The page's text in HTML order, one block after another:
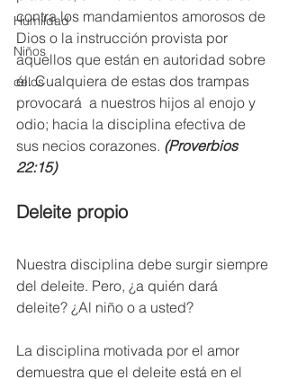
Humildad
Niños
celos
contra los mandamientos amorosos de
Dios o la instrucción provista por
aquellos que están en autoridad sobre
él. Cualquiera de estas dos trampas
provocará  a nuestros hijos al enojo y
odio; hacia la disciplina efectiva de
sus necios corazones. (Proverbios
22:15)
Deleite propio
Nuestra disciplina debe surgir siempre
del deleite. Pero, ¿a quién dará
deleite? ¿Al niño o a usted?
La disciplina motivada por el amor
demuestra que el deleite está en el